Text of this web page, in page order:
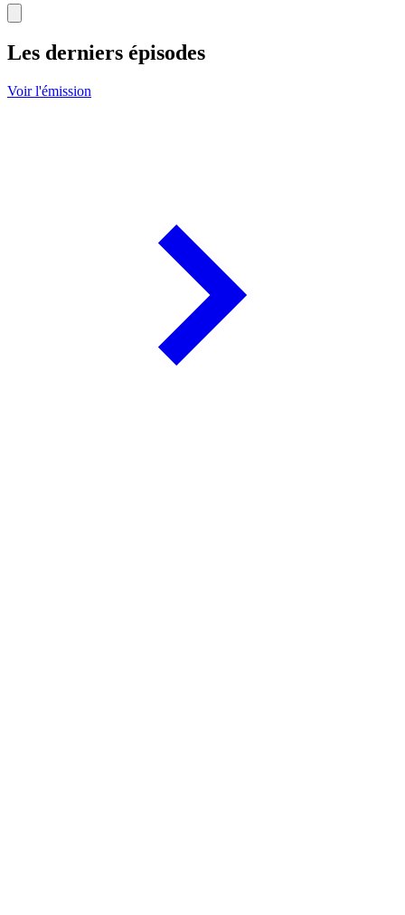
Les derniers épisodes
Voir l'émission